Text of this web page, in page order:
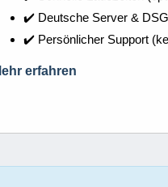
✔️ Deutsche Server &
✔️ Persönlicher Support
erfahren